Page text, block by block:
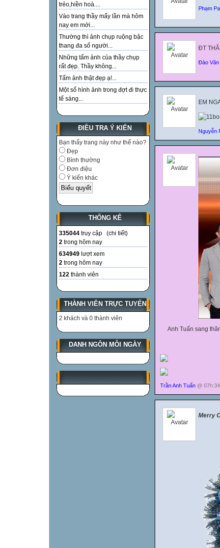
trẻo,hiền hoà....
Vào trang thầy mấy lần mà hôm
nay em mới...
Thường thì ảnh chụp ruộng bậc
thang đa số người...
Những tấm ảnh của thầy chụp
rất đẹp. Thầy không...
Tấm ảnh thật đẹp ạ!...
Một số hình ảnh trong đợt đi thực
tế sáng...
ĐIỀU TRA Ý KIẾN
Bạn thấy trang này như thế nào?
Đẹp
Bình thường
Đơn điệu
Ý kiến khác
THỐNG KÊ
335044 truy cập (chi tiết)
2 trong hôm nay
634949 lượt xem
2 trong hôm nay
122 thành viên
THÀNH VIÊN TRỰC TUYẾN
2 khách và 0 thành viên
DANH NGÔN MỖI NGÀY
Phạm
ĐT
Đào Văn
EM
Nguyễn
Anh Tuấn sang
Trần Anh Tuấn @
Merry